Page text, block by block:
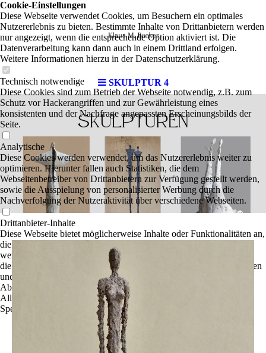
SKULPTUR 4
Cookie-Einstellungen
Diese Webseite verwendet Cookies, um Besuchern ein optimales
Nutzererlebnis zu bieten. Bestimmte Inhalte von Drittanbietern werden
nur angezeigt, wenn die entsprechende Option aktiviert ist. Die
Datenverarbeitung kann dann auch in einem Drittland erfolgen.
Weitere Informationen hierzu in der Datenschutzerklärung.
Technisch notwendige
Diese Cookies sind zum Betrieb der Webseite notwendig, z.B. zum
Schutz vor Hackerangriffen und zur Gewährleistung eines
konsistenten und der Nachfrage angepassten Erscheinungsbilds der
Seite.
Analytische
Diese Cookies werden verwendet, um das Nutzererlebnis weiter zu
optimieren. Hierunter fallen auch Statistiken, die dem
Webseitenbetreiber von Drittanbietern zur Verfügung gestellt werden,
sowie die Ausspielung von personalisierter Werbung durch die
Nachverfolgung der Nutzeraktivität über verschiedene Webseiten.
Drittanbieter-Inhalte
Diese Webseite bietet möglicherweise Inhalte oder Funktionalitäten an,
die von Drittanbietern eigenverantwortlich zur Verfügung gestellt
werden. Diese Drittanbieter können eigene Cookies setzen, z.B. um
die Nutzeraktivität zu verfolgen oder ihre Angebote zu personalisieren
und zu optimieren.
Ablehnen
Alle akzeptieren
Speichern